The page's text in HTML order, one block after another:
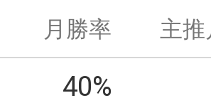
月勝率 主
40%